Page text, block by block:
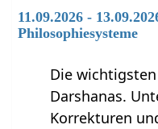
11.09.2026 -
Philosophiesysteme
Die
Darshanas.
Korrekturen